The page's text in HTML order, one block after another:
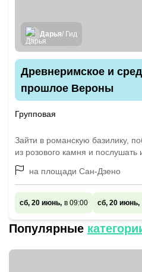
Дарья/ Гид
Древнеримское и
прошлое Вероны
Групповая
Зайти в романскую базилику,
из розового камня и послушать
на площади Сан-Дзено
сб, 20 июнь, в 09:00 сб, 20 июнь,
Популярные